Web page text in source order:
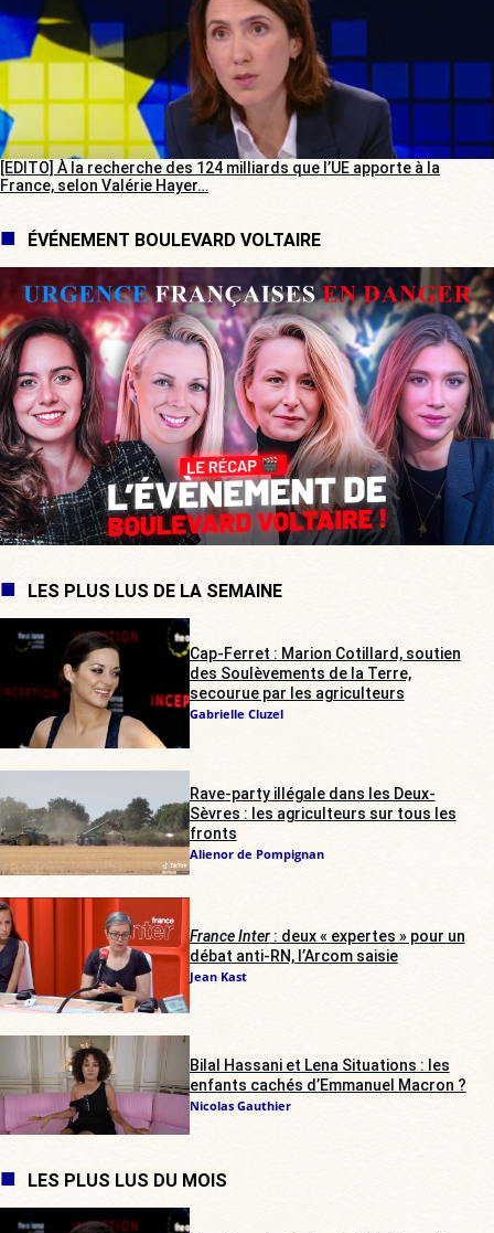
[EDITO] À la recherche des 124 milliards que l’UE apporte à la
France, selon Valérie Hayer…
ÉVÉNEMENT BOULEVARD VOLTAIRE
LES PLUS LUS DE LA SEMAINE
Cap-Ferret : Marion Cotillard, soutien
des Soulèvements de la Terre,
secourue par les agriculteurs
Gabrielle Cluzel
Rave-party illégale dans les Deux-
Sèvres : les agriculteurs sur tous les
fronts
Alienor de Pompignan
France Inter: deux « expertes » pour un
débat anti-RN, l’Arcom saisie
Jean Kast
Bilal Hassani et Lena Situations : les
enfants cachés d’Emmanuel Macron ?
Nicolas Gauthier
LES PLUS LUS DU MOIS